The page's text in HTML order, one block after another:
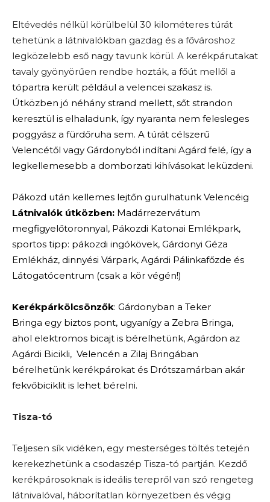
Eltévedés nélkül körülbelül 30 kilométeres túrát
tehetünk a látnivalókban gazdag és a fővároshoz
legközelebb eső nagy tavunk körül. A kerékpárutakat
tavaly gyönyörűen rendbe hozták, a főút mellől a
tópartra került például a velencei szakasz is.
Útközben jó néhány strand mellett, sőt strandon
keresztül is elhaladunk, így nyaranta nem felesleges
poggyász a fürdőruha sem. A túrát célszerű
Velencétől vagy Gárdonyból indítani Agárd felé, így a
legkellemesebb a domborzati kihívásokat leküzdeni.
Pákozd után kellemes lejtőn gurulhatunk Velencéig
Látnivalók útközben: Madárrezervátum
megfigyelőtoronnyal, Pákozdi Katonai Emlékpark,
sportos tipp: pákozdi ingókövek, Gárdonyi Géza
Emlékház, dinnyési Várpark, Agárdi Pálinkafőzde és
Látogatócentrum (csak a kör végén!)
Kerékpárkölcsönzők: Gárdonyban a Teker
Bringa egy biztos pont, ugyanígy a Zebra Bringa,
ahol elektromos bicajt is bérelhetünk, Agárdon az
Agárdi Bicikli, Velencén a Zilaj Bringában
bérelhetünk kerékpárokat és Drótszamárban akár
fekvőbiciklit is lehet bérelni.
Tisza-tó
Teljesen sík vidéken, egy mesterséges töltés tetején
kerekezhetünk a csodaszép Tisza-tó partján. Kezdő
kerékpárosoknak is ideális terepről van szó rengeteg
látnivalóval, háborítatlan környezetben és végig